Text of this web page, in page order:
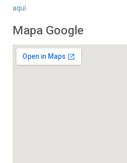
aquí.
Mapa Google